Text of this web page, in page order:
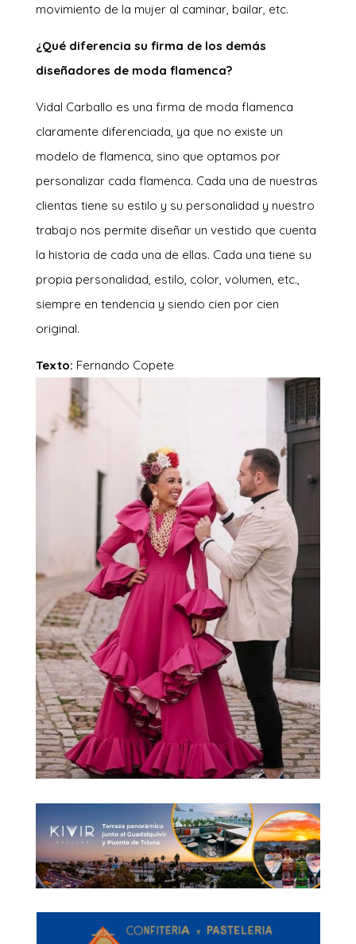
movimiento de la mujer al caminar, bailar, etc.
¿Qué diferencia su firma de los demás
diseñadores de moda flamenca?
Vidal Carballo es una firma de moda flamenca
claramente diferenciada, ya que no existe un
modelo de flamenca, sino que optamos por
personalizar cada flamenca. Cada una de nuestras
clientas tiene su estilo y su personalidad y nuestro
trabajo nos permite diseñar un vestido que cuenta
la historia de cada una de ellas. Cada una tiene su
propia personalidad, estilo, color, volumen, etc.,
siempre en tendencia y siendo cien por cien
original.
Texto: Fernando Copete